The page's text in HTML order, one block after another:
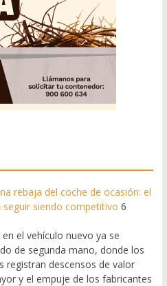
rebaja del coche de ocasión: el
siendo competitivo 6
el vehículo nuevo ya se
de segunda mano, donde los
registran descensos de valor
y el empuje de los fabricantes